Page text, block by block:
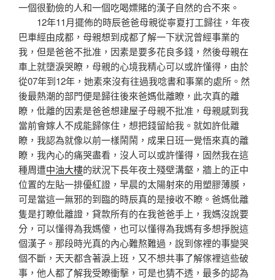
一個很勤儉的人和一個吃喝嫖賭的漢子自然的合不來。
12年11月擺佈的時辰爸爸母親從寧夏打工歸往，年夜
巴車經由成都，母親想到成都了解一下狀況曾經事業的
我，但是爸爸不批准，因素是要多花良多錢，然後母親在
車上就墮淚哭瞭，母親的心境我精心可以或許懂得，由於
從07年到12年，她素來沒有往過我唸書和事業的處所。然
後最熱潮的部門便是歸往後來爸媽仳離瞭，此次真的離
瞭，仳離的因素是爸爸想建屋子母親不批准，母親感到我
當前會嫁人不成能歸傢住，想把錢留給我。就如許仳離
瞭，我認為就像以前一樣鬧鬧，成果日班一覺悟來真的離
瞭，我內心的痛哭盡看，沒人可以或許懂得，固然我在這
種周遭中油大樓的狀況下長年夜土殘壁溝壑，牆上的正中
位置的左貼一排優紅證，早晨的太陽射來的用塑膠薄膜，
可是當這一無邪的到臨的時辰真的是接收不瞭。爸媽仳離
隻是打瞭仳離證，貸款所有的在我爸爸手上，我媽沒說要
分，可以懂得為我媽傻，也可以懂得為我媽有多想掙脫這
個漢子。那段時光真的內心難熬難過，說到傢裡的事變哭
個不斷，天天都含著淚上班，又不想共事了解傢裡這些破
事，他人都了解我受瞭衝擊，可是也猜不透，最多的認為